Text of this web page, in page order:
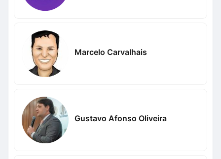
Marcelo Carvalhais
Gustavo Afonso Oliveira